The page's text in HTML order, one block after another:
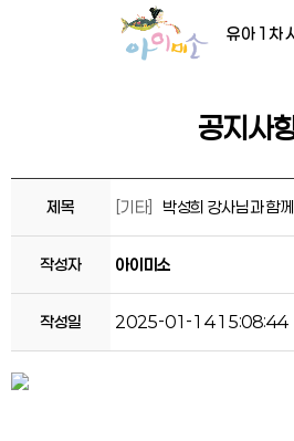
유아 1차
공지사
제목 [기타] 박성희 강사님과 함
작성자 아이미소
작성일 2025-01-14 15:08:44